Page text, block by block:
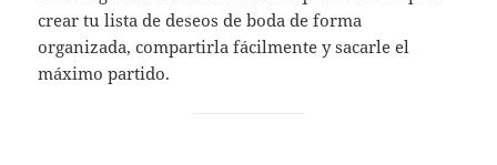
crear tu lista de deseos de boda de forma
organizada, compartirla fácilmente y sacarle el
máximo partido.